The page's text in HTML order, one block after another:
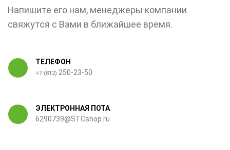
Напишите его нам, менеджеры компании
свяжутся с Вами в ближайшее время.
ТЕЛЕФОН
+7 (812) 250-23-50
ЭЛЕКТРОННАЯ ПОТА
6290739@STCshop.ru